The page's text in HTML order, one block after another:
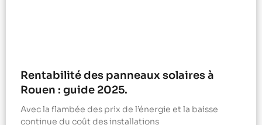
Rentabilité des panneaux solaires à
Rouen : guide 2025.
Avec la flambée des prix de l’énergie et la baisse
continue du coût des installations